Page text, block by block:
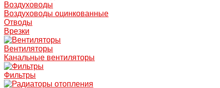
Воздуховоды
Воздуховоды оцинкованные
Отводы
Врезки
Вентиляторы
Канальные вентиляторы
Фильтры